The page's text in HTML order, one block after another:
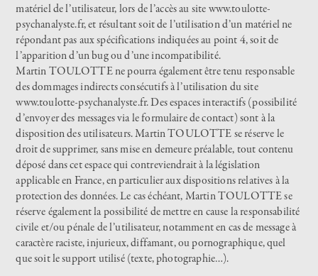
matériel de l’utilisateur, lors de l’accès au site www.toulotte-
psychanalyste.fr, et résultant soit de l’utilisation d’un matériel ne
répondant pas aux spécifications indiquées au point 4, soit de
l’apparition d’un bug ou d’une incompatibilité.
Martin TOULOTTE ne pourra également être tenu responsable
des dommages indirects consécutifs à l’utilisation du site
www.toulotte-psychanalyste.fr. Des espaces interactifs (possibilité
d’envoyer des messages via le formulaire de contact) sont à la
disposition des utilisateurs. Martin TOULOTTE se réserve le
droit de supprimer, sans mise en demeure préalable, tout contenu
déposé dans cet espace qui contreviendrait à la législation
applicable en France, en particulier aux dispositions relatives à la
protection des données. Le cas échéant, Martin TOULOTTE se
réserve également la possibilité de mettre en cause la responsabilité
civile et/ou pénale de l’utilisateur, notamment en cas de message à
caractère raciste, injurieux, diffamant, ou pornographique, quel
que soit le support utilisé (texte, photographie…).